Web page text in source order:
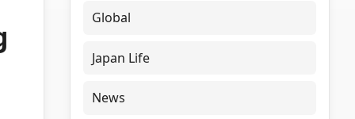
Global
Japan Life
News